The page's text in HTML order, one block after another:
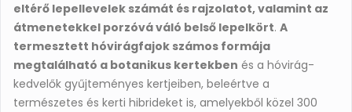
eltérő lepellevelek számát és rajzolatot, valamint az
átmenetekkel porzóvá váló belső lepelkört. A
termesztett hóvirágfajok számos formája
megtalálható a botanikus kertekben és a hóvirág-
kedvelők gyűjteményes kertjeiben, beleértve a
természetes és kerti hibrideket is, amelyekből közel 300